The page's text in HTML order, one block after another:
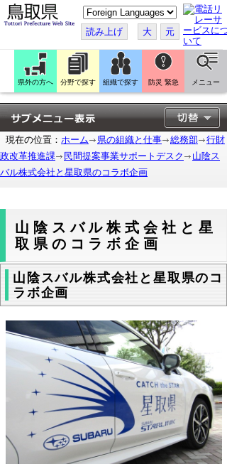
こ
の
ペ
ー
ジ
翻
訳
す
る
読み上げ 大 元
県外の方へ 分野で探す 組織で探す 防災 緊急 メニュー
現在の位置： ホーム 県の組織と仕事 総務部
行財
政改革推進課
民間提案事業サポートデスク
山陰ス
バル株式会社と星取県のコラボ企画
山陰スバル株式会社と星
取県のコラボ企画
山陰スバル株式会社と星取県のコ
ラボ企画